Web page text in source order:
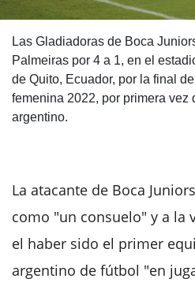
Las Gladiadoras de Boca
Palmeiras por 4 a 1, en el
de Quito, Ecuador, por la final
femenina 2022, por primera vez
argentino.
La atacante de Boca
como "un consuelo" y a la
el haber sido el primer
argentino de fútbol "en